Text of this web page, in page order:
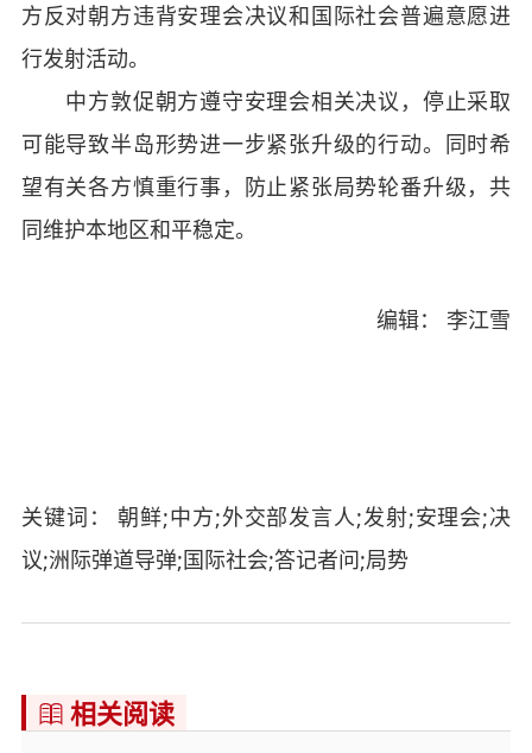
方反对朝方违背安理会决议和国际社会普遍意愿进
行发射活动。
中方敦促朝方遵守安理会相关决议，停止采取
可能导致半岛形势进一步紧张升级的行动。同时希
望有关各方慎重行事，防止紧张局势轮番升级，共
同维护本地区和平稳定。
编辑： 李江雪
关键词： 朝鲜;中方;外交部发言人;发射;安理会;决
议;洲际弹道导弹;国际社会;答记者问;局势
 相关阅读